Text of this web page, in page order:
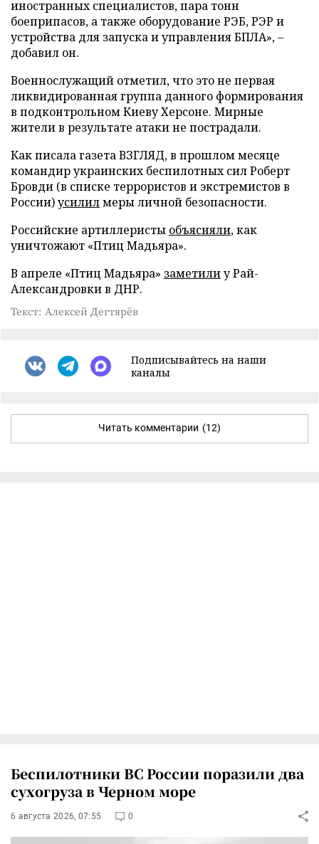
иностранных специалистов, пара тонн
боеприпасов, а также оборудование РЭБ, РЭР и
устройства для запуска и управления БПЛА», –
добавил он.
Военнослужащий отметил, что это не первая
ликвидированная группа данного формирования
в подконтрольном Киеву Херсоне. Мирные
жители в результате атаки не пострадали.
Как писала газета ВЗГЛЯД, в прошлом месяце
командир украинских беспилотных сил Роберт
Бровди (в списке террористов и экстремистов в
России)усилилмеры личной безопасности.
Российские артиллеристы объясняли, как
уничтожают «Птиц Мадьяра».
В апреле «Птиц Мадьяра» заметилиу Рай-
Александровки в ДНР.
Текст: Алексей Дегтярёв
Подписывайтесь на наши
каналы
Читать комментарии (12)
Беспилотники ВС России поразили два
сухогруза в Черном море
6 августа 2026, 07:55 0